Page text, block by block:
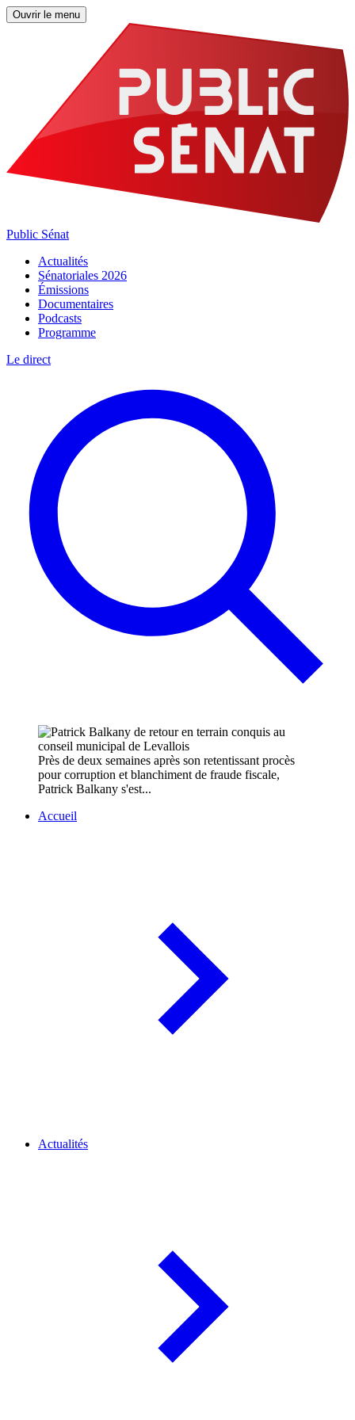
Ouvrir le menu
Public Sénat
Actualités
Sénatoriales 2026
Émissions
Documentaires
Podcasts
Programme
Le direct
Près de deux semaines après son retentissant procès
pour corruption et blanchiment de fraude fiscale,
Patrick Balkany s'est...
Accueil
Actualités